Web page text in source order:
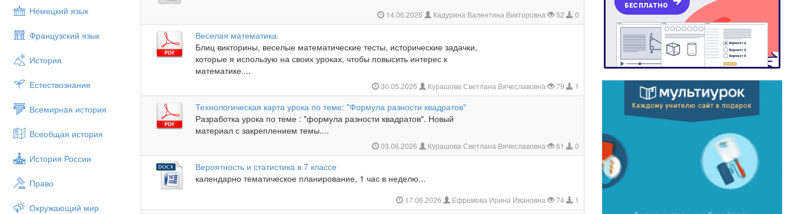
Немецкий язык
Французский язык
История
Естествознание
Всемирная история
Всеобщая история
История России
Право
Окружающий мир
14.06.2026 Кадурина Валентина Викторовна 52 0
Веселая математика.
Блиц викторины, веселые математические тесты, исторические задачки,
которые я использую на своих уроках, чтобы повысить интерес к
математике....
30.05.2026 Курашова Светлана Вячеславовна 79 1
Технологическая карта урока по теме: "Формула разности квадратов"
Разработка урока по теме : "формула разности квадратов". Новый
материал с закреплением темы....
03.06.2026 Курашова Светлана Вячеславовна 61 0
Вероятность и статистика в 7 классе
календарно тематическое планирование, 1 час в неделю...
17.06.2026 Ефремова Ирина Ивановна 74 1